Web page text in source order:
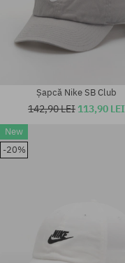
Șapcă Nike SB Club
142,90 LEI 113,90 LEI
New
-20%